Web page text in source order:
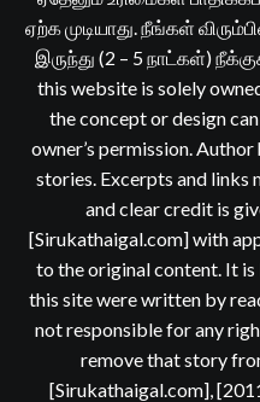
ஏற்க முடியாது. நீங்கள்
இருந்து (2 – 5 நாட்கள்)
this website is solely
the concept or design
owner’s permission.
stories. Excerpts and links
and clear credit is
[Sirukathaigal.com] with
to the original content. It
this site were written by
not responsible for any
remove that story
[Sirukathaigal.com],